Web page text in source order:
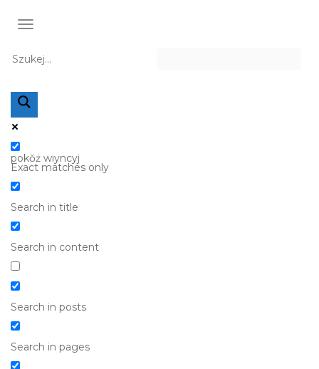
TOGGLE NAVIGATION
pokŏż wiyncyj
Exact matches only
Search in title
Search in content
Search in posts
Search in pages